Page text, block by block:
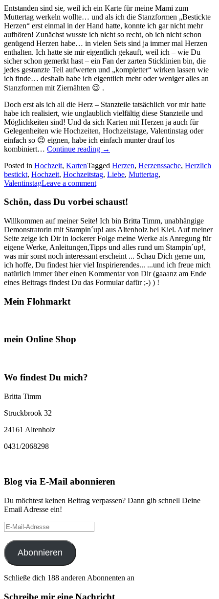
Entstanden sind sie, weil ich ein Karte für meine Mami zum
Muttertag werkeln wollte… und als ich die Stanzformen „Bestickte
Herzen“ erst einmal in der Hand hatte, konnte ich gar nicht mehr
aufhören! Zunächst wusste ich nicht so recht, ob ich nicht schon
genügend Herzen habe… in vielen Sets sind ja immer mal Herzen
enthalten. Ich hatte sie mir eigentlich gekauft, weil ich – wie Du
sicher schon gemerkt hast – ein Fan der zarten Sticklinien bin, die
jedes gestanzte Teil aufwerten und „kompletter“ wirken lassen wie
ich finde… deshalb habe ich eigentlich mehr oder weniger alles an
Stanzformen mit Ziernähten 😉 .
Doch erst als ich all die Herz – Stanzteile tatsächlich vor mir hatte
habe ich realisiert, wie unglaublich vielfältig diese Stanzteile und
Möglichkeiten sind! Und da sich Karten mit Herzen ja auch für
Gelegenheiten wie Hochzeiten, Hochzeitstage, Valentinstag oder
einfach so 😉 eignen, habe ich einfach munter drauf los
kombiniert… Continue reading „Viele
bestickte
Karten…“
→
Posted in Hochzeit, KartenTagged Herzen, Herzenssache, Herzlich
bestickt, Hochzeit, Hochzeitstag, Liebe, Muttertag,
ValentinstagLeave a comment
Schön, dass Du vorbei schaust!
Willkommen auf meiner Seite! Ich bin Britta Timm, unabhängige
Demonstratorin mit Stampin´up! aus Altenholz bei Kiel. Auf meiner
Seite zeige ich Dir in lockerer Folge meine Werke als Anregung für
eigene Werke, Anleitungen,Tipps und alles rund um Stampin´up!,
was mir sonst noch interessant erscheint ... Schau Dich gerne um,
ich hoffe, Du findest hier viel Inspirierendes... ...und ich freue mich
natürlich immer über einen Kommentar von Dir (gaaanz am Ende
eines Beitrags findest Du das Formular dafür ;-) ) !
Mein Flohmarkt
mein Online Shop
Wo findest Du mich?
Britta Timm
Struckbrook 32
24161 Altenholz
0431/2068298
Blog via E-Mail abonnieren
Du möchtest keinen Beitrag verpassen? Dann gib schnell Deine
Email Adresse ein!
E-
Mail-
Adresse
Abonnieren
Schließe dich 188 anderen Abonnenten an
Schreibe mir eine Nachricht